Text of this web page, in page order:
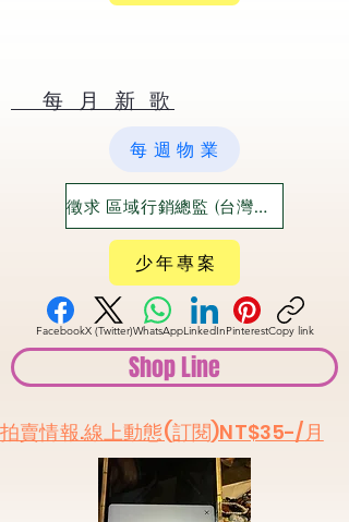
​ 每 月 新 歌
每 週 物 業
徵求 區域行銷總監 (台灣六大都)
少 年 專 案
FacebookX (Twitter)WhatsAppLinkedInPinterestCopy link
Shop Line
​拍賣情報.線上動態(訂閱)NT$35-/月